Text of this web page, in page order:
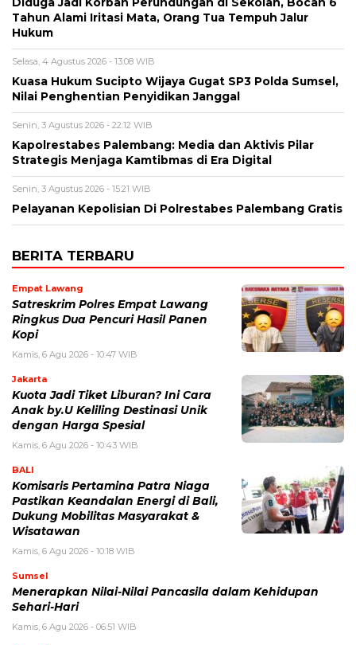
Diduga Jadi Korban Perundungan di Sekolah, Bocah 6
Tahun Alami Iritasi Mata, Orang Tua Tempuh Jalur
Hukum
Selasa, 4 Agustus 2026 - 13:08 WIB
Kuasa Hukum Sucipto Wijaya Gugat SP3 Polda Sumsel,
Nilai Penghentian Penyidikan Janggal
Senin, 3 Agustus 2026 - 22:12 WIB
Kapolrestabes Palembang: Media dan Aktivis Pilar
Strategis Menjaga Kamtibmas di Era Digital
Senin, 3 Agustus 2026 - 15:21 WIB
Pelayanan Kepolisian Di Polrestabes Palembang Gratis
BERITA TERBARU
Empat Lawang
Satreskrim Polres Empat Lawang
Ringkus Dua Pencuri Hasil Panen
Kopi
Kamis, 6 Agu 2026 - 10:47 WIB
Jakarta
Kuota Jadi Tiket Liburan? Ini Cara
Anak by.U Keliling Destinasi Unik
dengan Harga Spesial
Kamis, 6 Agu 2026 - 10:43 WIB
BALI
Komisaris Pertamina Patra Niaga
Pastikan Keandalan Energi di Bali,
Dukung Mobilitas Masyarakat &
Wisatawan
Kamis, 6 Agu 2026 - 10:18 WIB
Sumsel
Menerapkan Nilai-Nilai Pancasila dalam Kehidupan
Sehari-Hari
Kamis, 6 Agu 2026 - 06:51 WIB